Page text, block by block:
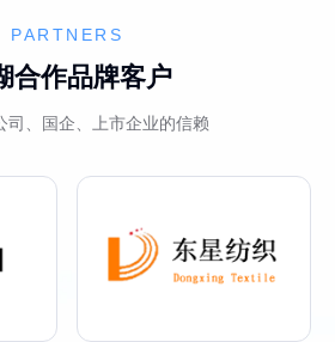
PARTNERS
合作品牌客户
司、国企、上市企业的信赖